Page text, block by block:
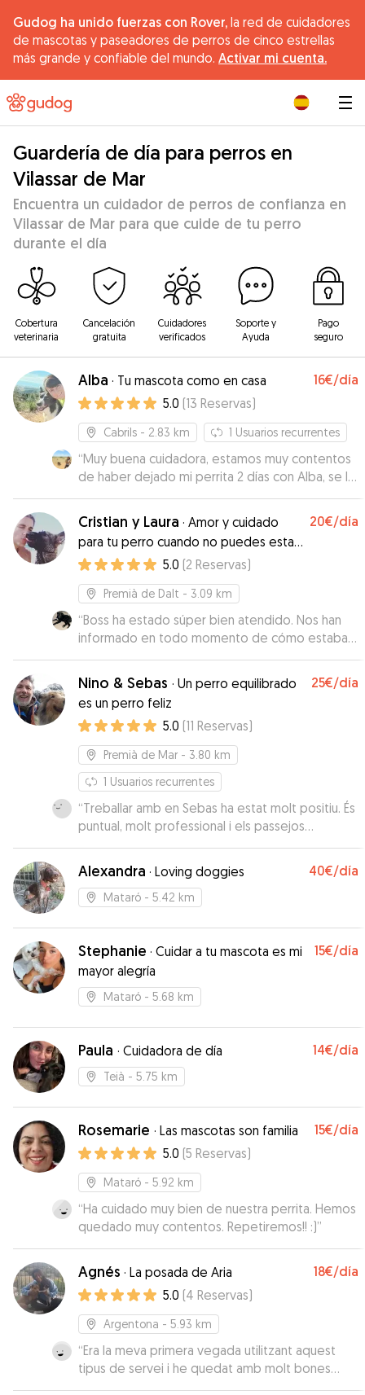
Gudog ha unido fuerzas con Rover, la red de cuidadores
de mascotas y paseadores de perros de cinco estrellas
más grande y confiable del mundo. Activar mi cuenta.
Guardería de día para perros en
Vilassar de Mar
Encuentra un cuidador de perros de confianza en
Vilassar de Mar para que cuide de tu perro
durante el día
Cobertura
veterinaria
Cancelación
gratuita
Cuidadores
verificados
Soporte y
Ayuda
Pago
seguro
Alba · Tu mascota como en casa 16€/día
5.0 (13 Reservas)
Cabrils - 2.83 km 1 Usuarios recurrentes
“Muy buena cuidadora, estamos muy contentos
de haber dejado mi perrita 2 días con Alba, se lo
pasó genial en los paseos por la montaña”
Cristian y Laura · Amor y cuidado
para tu perro cuando no puedes estar
allí
20€/día
5.0 (2 Reservas)
Premià de Dalt - 3.09 km
“Boss ha estado súper bien atendido. Nos han
informado en todo momento de cómo estaba
con vídeos y audios. Han sido súper cariñosos
con él. Volveremos a dejar a Boss con ellos sin
dudarlo. ”
Nino & Sebas · Un perro equilibrado
es un perro feliz
25€/día
5.0 (11 Reservas)
Premià de Mar - 3.80 km
1 Usuarios recurrentes
“Treballar amb en Sebas ha estat molt positiu. És
puntual, molt professional i els passejos
agradables. Nosaltres estem encantats i creiem
que en Sebas i la Pruna s'han entès molt bé,
també! 😉. Repetirem segur!!
Alexandra · Loving doggies 40€/día
Mataró - 5.42 km
Stephanie · Cuidar a tu mascota es mi
mayor alegría
15€/día
Mataró - 5.68 km
Paula · Cuidadora de día 14€/día
Teià - 5.75 km
Rosemarie · Las mascotas son familia 15€/día
5.0 (5 Reservas)
Mataró - 5.92 km
“Ha cuidado muy bien de nuestra perrita. Hemos
quedado muy contentos. Repetiremos!! :)”
Agnés · La posada de Aria 18€/día
5.0 (4 Reservas)
Argentona - 5.93 km
“Era la meva primera vegada utilitzant aquest
tipus de servei i he quedat amb molt bones
sensacions l’obi a tornar encantar i segur que